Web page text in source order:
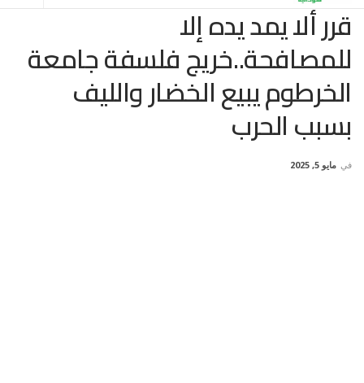
قرر ألا يمد يده إلا
للمصافحة..خريج فلسفة جامعة
الخرطوم يبيع الخضار والليف
بسبب الحرب
في مايو 5, 2025